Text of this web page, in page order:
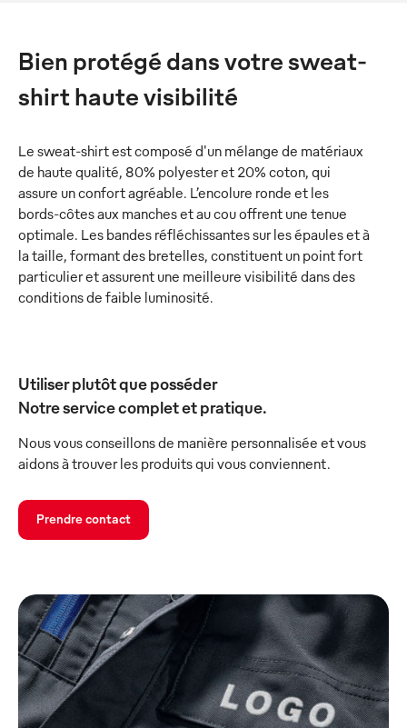
Bien protégé dans votre sweat-
shirt haute visibilité
Le sweat-shirt est composé d'un mélange de matériaux
de haute qualité, 80% polyester et 20% coton, qui
assure un confort agréable. L’encolure ronde et les
bords-côtes aux manches et au cou offrent une tenue
optimale. Les bandes réfléchissantes sur les épaules et à
la taille, formant des bretelles, constituent un point fort
particulier et assurent une meilleure visibilité dans des
conditions de faible luminosité.
Utiliser plutôt que posséder
Notre service complet et pratique.
Nous vous conseillons de manière personnalisée et vous
aidons à trouver les produits qui vous conviennent.
Prendre contact